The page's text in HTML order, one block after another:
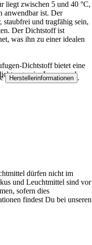
liegt zwischen 5 und 40 °C,
anwendbar ist. Der
staubfrei und tragfähig sein,
Der Dichtstoff ist
was ihn zu einer idealen
Dichtstoff bietet eine
im Innen- und
Herstellerinformationen .
dürfen nicht im
und Leuchtmittel sind vor
sofern dies
findest Du bei unseren